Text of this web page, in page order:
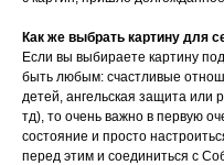
Как же выбрать картину для
Если вы выбираете картину
быть любым: счастливые
детей, ангельская защита или
тд), то очень важно в первую
состояние и просто
перед этим и соединиться с